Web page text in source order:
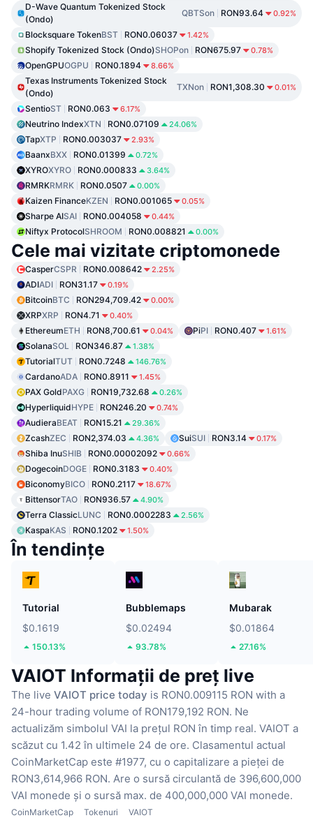
D-Wave Quantum Tokenized Stock
(Ondo)
QBTSon RON93.64 0.92%
Blocksquare TokenBST RON0.06037 1.42%
Shopify Tokenized Stock (Ondo)SHOPon RON675.97 0.78%
OpenGPUOGPU RON0.1894 8.66%
Texas Instruments Tokenized Stock
(Ondo)
TXNon RON1,308.30 0.01%
SentioST RON0.063 6.17%
Neutrino IndexXTN RON0.07109 24.06%
TapXTP RON0.003037 2.93%
BaanxBXX RON0.01399 0.72%
XYROXYRO RON0.000833 3.64%
RMRKRMRK RON0.0507 0.00%
Kaizen FinanceKZEN RON0.001065 0.05%
Sharpe AISAI RON0.004058 0.44%
Niftyx ProtocolSHROOM RON0.008821 0.00%
Cele mai vizitate criptomonede
CasperCSPR RON0.008642 2.25%
ADIADI RON31.17 0.19%
BitcoinBTC RON294,709.42 0.00%
XRPXRP RON4.71 0.40%
EthereumETH RON8,700.61 0.04% PiPI RON0.407 1.61%
SolanaSOL RON346.87 1.38%
TutorialTUT RON0.7248 146.76%
CardanoADA RON0.8911 1.45%
PAX GoldPAXG RON19,732.68 0.26%
HyperliquidHYPE RON246.20 0.74%
AudieraBEAT RON15.21 29.36%
ZcashZEC RON2,374.03 4.36% SuiSUI RON3.14 0.17%
Shiba InuSHIB RON0.00002092 0.66%
DogecoinDOGE RON0.3183 0.40%
BiconomyBICO RON0.2117 18.67%
BittensorTAO RON936.57 4.90%
Terra ClassicLUNC RON0.0002283 2.56%
KaspaKAS RON0.1202 1.50%
În tendințe
Tutorial
$0.1619
150.13%
Bubblemaps
$0.02494
93.78%
Mubarak
$0.01864
27.16%
VAIOT Informații de preț live
The live VAIOT price today is RON0.009115 RON with a
24-hour trading volume of RON179,192 RON. Ne
actualizăm simbolul VAI la prețul RON în timp real. VAIOT a
scăzut cu 1.42 în ultimele 24 de ore. Clasamentul actual
CoinMarketCap este #1977, cu o capitalizare a pieței de
RON3,614,966 RON. Are o sursă circulantă de 396,600,000
VAI monede și o sursă max. de 400,000,000 VAI monede.
CoinMarketCap Tokenuri VAIOT